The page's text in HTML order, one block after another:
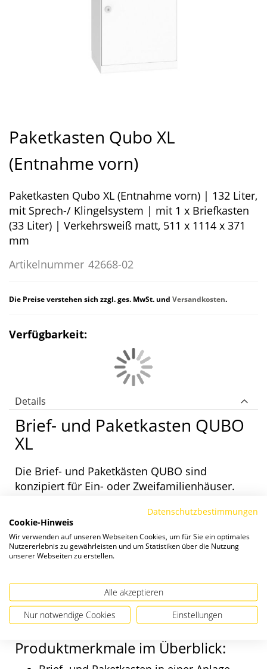
Anfang
der
Bildergalerie
springen
Paketkasten Qubo XL
(Entnahme vorn)
Paketkasten Qubo XL (Entnahme vorn) | 132 Liter,
mit Sprech-/ Klingelsystem | mit 1 x Briefkasten
(33 Liter) | Verkehrsweiß matt, 511 x 1114 x 371
mm
Artikelnummer 42668-02
Die Preise verstehen sich zzgl. ges. MwSt. und Versandkosten.
Verfügbarkeit:
Details
Brief- und Paketkasten QUBO
XL
Die Brief- und Paketkästen QUBO sind
konzipiert für Ein- oder Zweifamilienhäuser.
Paketkasten, mit einem oder zwei Briefkästen
sowie mit oder ohne Sprech-/ Klingelsystem
verfügbar. Wahlweise mit Entnahme vorn oder
hinten. Bestehend aus verzinktem,
matt sowie in den zwei Größen L und XL
erhältlich.
Produktmerkmale im Überblick:
Datenschutzbestimmungen
Cookie-Hinweis
Wir verwenden auf unseren Webseiten Cookies, um für Sie ein optimales
Nutzererlebnis zu gewährleisten und um Statistiken über die Nutzung
unserer Webseiten zu erstellen.
Alle akzeptieren
Nur notwendige Cookies Einstellungen